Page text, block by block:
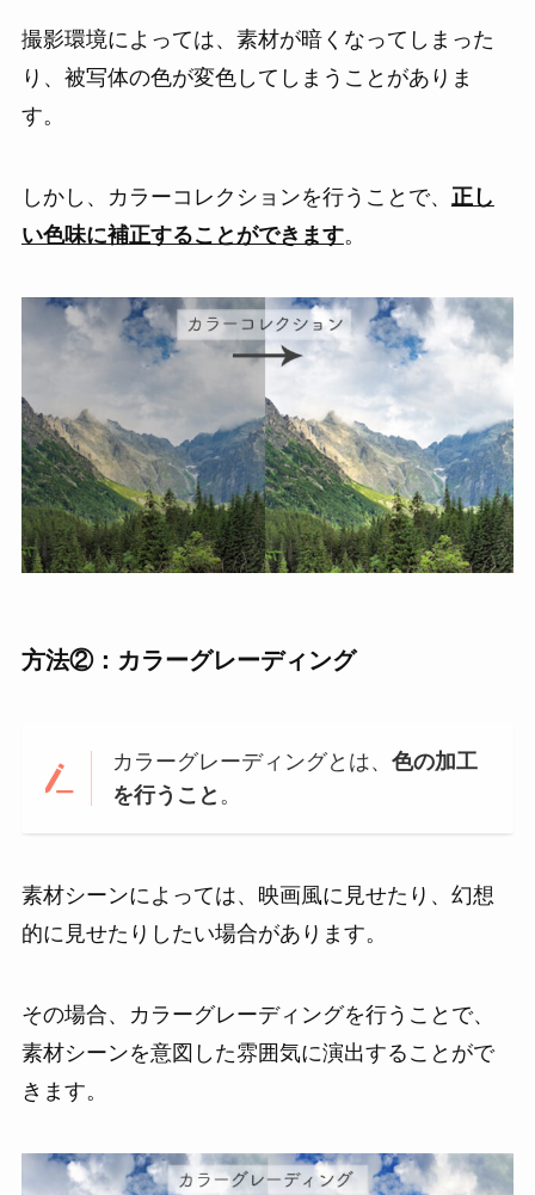
撮影環境によっては、素材が暗くなってしまった
り、被写体の色が変色してしまうことがありま
す。
しかし、カラーコレクションを行うことで、 正し
い色味に補正することができます。
方法②：カラーグレーディング
カラーグレーディングとは、色の加工
を行うこと 。
素材シーンによっては、映画風に見せたり、幻想
的に見せたりしたい場合があります。
その場合、カラーグレーディングを行うことで、
素材シーンを意図した雰囲気に演出することがで
きます。